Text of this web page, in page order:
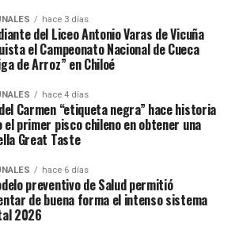
hace 3 días
del Liceo Antonio Varas de Vicuña
el Campeonato Nacional de Cueca
de Arroz” en Chiloé
hace 4 días
Carmen “etiqueta negra” hace historia
el primer pisco chileno en obtener una
Great Taste
hace 6 días
preventivo de Salud permitió
de buena forma el intenso sistema
2026